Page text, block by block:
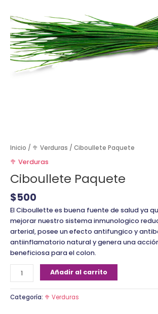
Inicio / 🥦 Verduras / Ciboullete Paquete
🥦 Verduras
Ciboullete Paquete
$500
El Ciboullette es buena fuente de salud ya
mejorar nuestro sistema inmunologico
arterial, posee un efecto antifungico y
antiinflamatorio natural y genera una
beneficiosa para el colon.
Añadir al carrito
Categoría: 🥦 Verduras